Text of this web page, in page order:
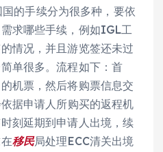
的手续分为很多种，要依
求哪些手续，例如IGL工
情况，并且游览签还未过
单很多。流程如下：首
机票，然后将购票信息交
据申请人所购买的返程机
刻延期到申请人出境，续
移民局处理ECC清关出境